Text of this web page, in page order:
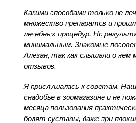
Какими способами только не
множество препаратов и
лечебных процедур. Но
минимальным. Знакомые
Алезан, так как слышали о нем
отзывов.
Я прислушалась к советам.
снадобье в зоомагазине и не
месяца пользования
болят суставы, даже при